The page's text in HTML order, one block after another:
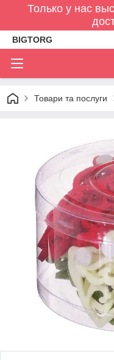
Только у нас
BIGTORG
Товари та послуги